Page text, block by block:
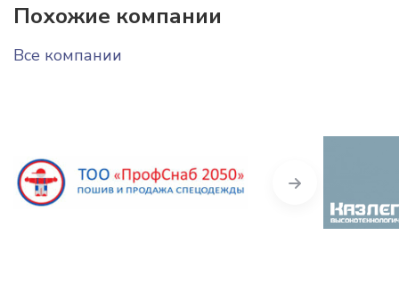
Похожие компании
Все компании